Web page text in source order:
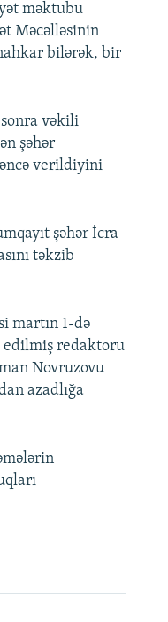
məktubu
Məcəlləsinin
bilərək, bir
vəkili
şəhər
verildiyini
şəhər İcra
təkzib
martın 1-də
edilmiş redaktoru
Novruzovu
azadlığa